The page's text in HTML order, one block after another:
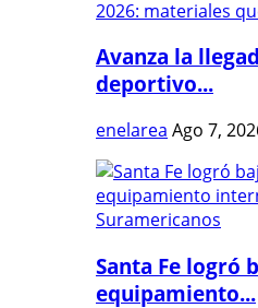
Avanza la
deportivo...
enelarea Ago 7,
Santa Fe logró
equipamiento...